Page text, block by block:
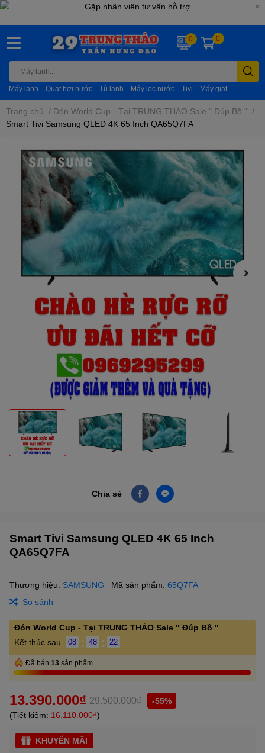
Máy lạnh Quạt hơi nước Tủ lạnh Máy lọc nước Tivi Máy giặt
0 0
Trang chủ / Đón World Cup - Tại TRUNG THẢO Sale " Đúp Bồ " /
Smart Tivi Samsung QLED 4K 65 Inch QA65Q7FA
Chia sẻ
Smart Tivi Samsung QLED 4K 65 Inch
QA65Q7FA
Thương hiệu: SAMSUNG Mã sản phẩm: 65Q7FA
So sánh
Đón World Cup - Tại TRUNG THẢO Sale " Đúp Bồ "
Kết thúc sau
08 : 48 : 21
Đã bán 13 sản phẩm
13.390.000₫ 29.500.000₫
-55%
(Tiết kiệm: 16.110.000₫)
KHUYẾN MÃI